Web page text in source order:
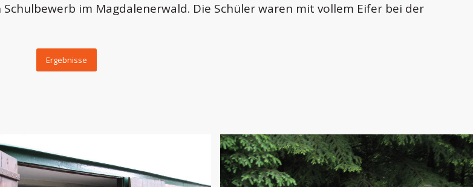
im Magdalenerwald. Die Schüler waren mit vollem Eifer bei der
Ergebnisse